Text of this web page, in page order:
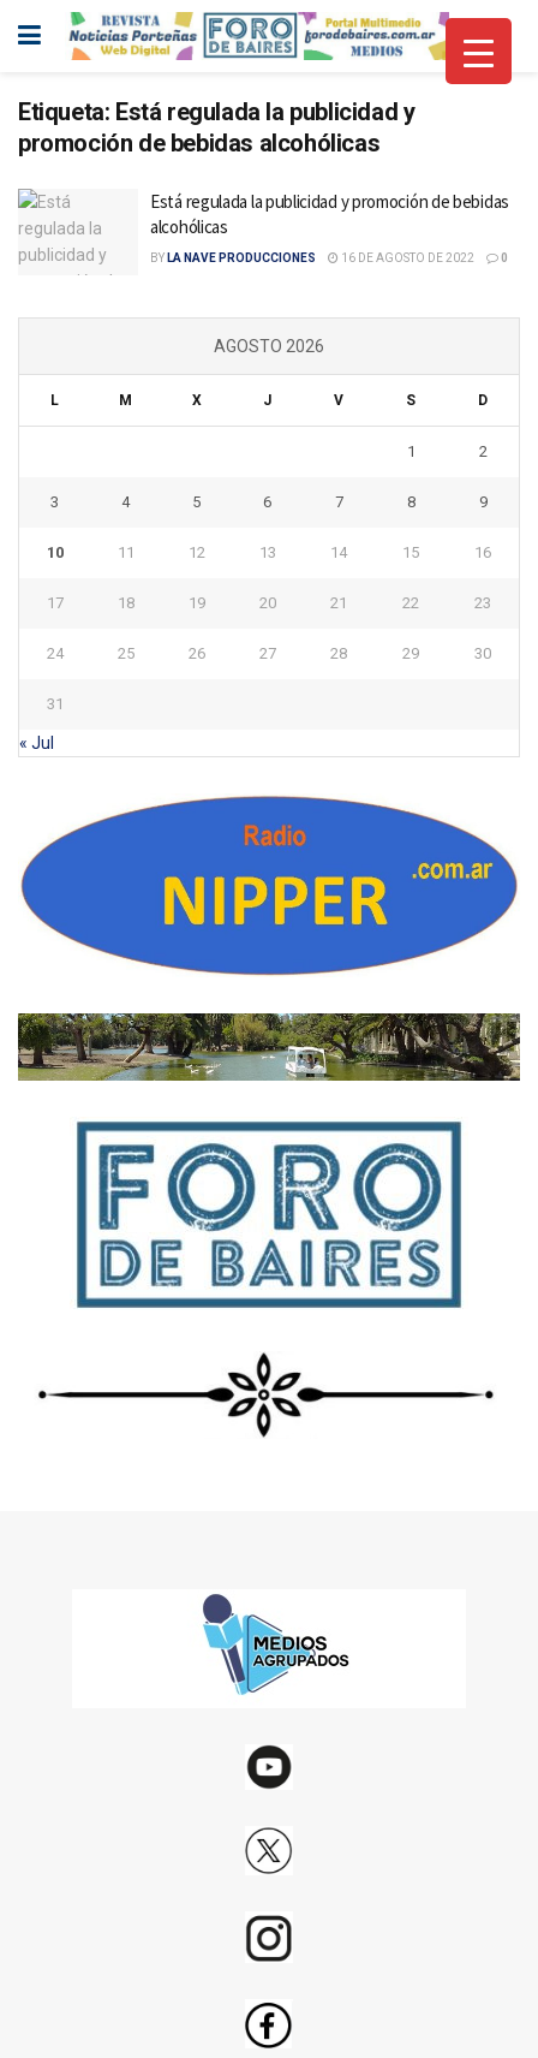
Etiqueta: Está regulada la publicidad y
promoción de bebidas alcohólicas
Está regulada la publicidad y promoción de bebidas
alcohólicas
BY LA NAVE PRODUCCIONES 16 DE AGOSTO DE 2022 0
AGOSTO 2026
L M X J V S D
1 2
3 4 5 6 7 8 9
10 11 12 13 14 15 16
17 18 19 20 21 22 23
24 25 26 27 28 29 30
31
« Jul